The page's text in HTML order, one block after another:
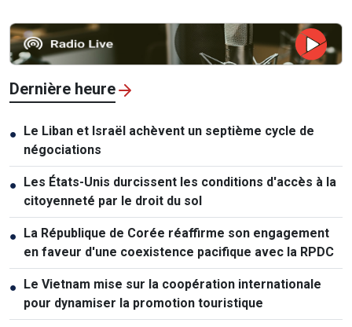
Dernière heure
●
Le Liban et Israël achèvent un septième cycle de
négociations
●
Les États-Unis durcissent les conditions d'accès à la
citoyenneté par le droit du sol
●
La République de Corée réaffirme son engagement
en faveur d'une coexistence pacifique avec la RPDC
●
Le Vietnam mise sur la coopération internationale
pour dynamiser la promotion touristique